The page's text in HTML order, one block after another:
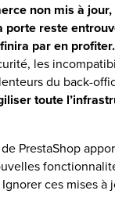
non mis à jour,
porte reste
par en profiter.
les
du back-
toute
PrestaShop
ces mises à